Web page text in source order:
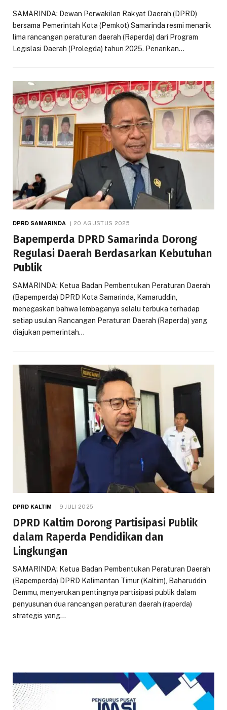
SAMARINDA: Dewan Perwakilan Rakyat Daerah (DPRD)
bersama Pemerintah Kota (Pemkot) Samarinda resmi menarik
lima rancangan peraturan daerah (Raperda) dari Program
Legislasi Daerah (Prolegda) tahun 2025. Penarikan…
DPRD SAMARINDA 20 AGUSTUS 2025
Bapemperda DPRD Samarinda Dorong
Regulasi Daerah Berdasarkan Kebutuhan
Publik
SAMARINDA: Ketua Badan Pembentukan Peraturan Daerah
(Bapemperda) DPRD Kota Samarinda, Kamaruddin,
menegaskan bahwa lembaganya selalu terbuka terhadap
setiap usulan Rancangan Peraturan Daerah (Raperda) yang
diajukan pemerintah…
DPRD KALTIM 9 JULI 2025
DPRD Kaltim Dorong Partisipasi Publik
dalam Raperda Pendidikan dan
Lingkungan
SAMARINDA: Ketua Badan Pembentukan Peraturan Daerah
(Bapemperda) DPRD Kalimantan Timur (Kaltim), Baharuddin
Demmu, menyerukan pentingnya partisipasi publik dalam
penyusunan dua rancangan peraturan daerah (raperda)
strategis yang…